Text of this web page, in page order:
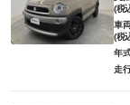
(税
車
(税
年
走